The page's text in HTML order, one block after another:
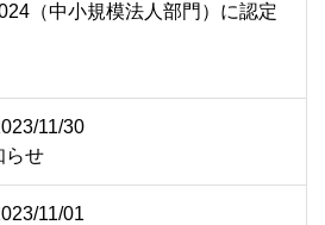
（中小規模法人部門）に認定
11/30
らせ
11/01